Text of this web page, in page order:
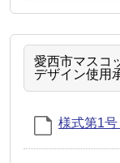
愛西市マスコ
デザイン使用
様式第1